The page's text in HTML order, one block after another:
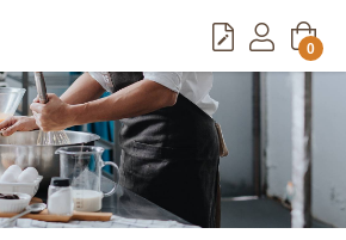
0